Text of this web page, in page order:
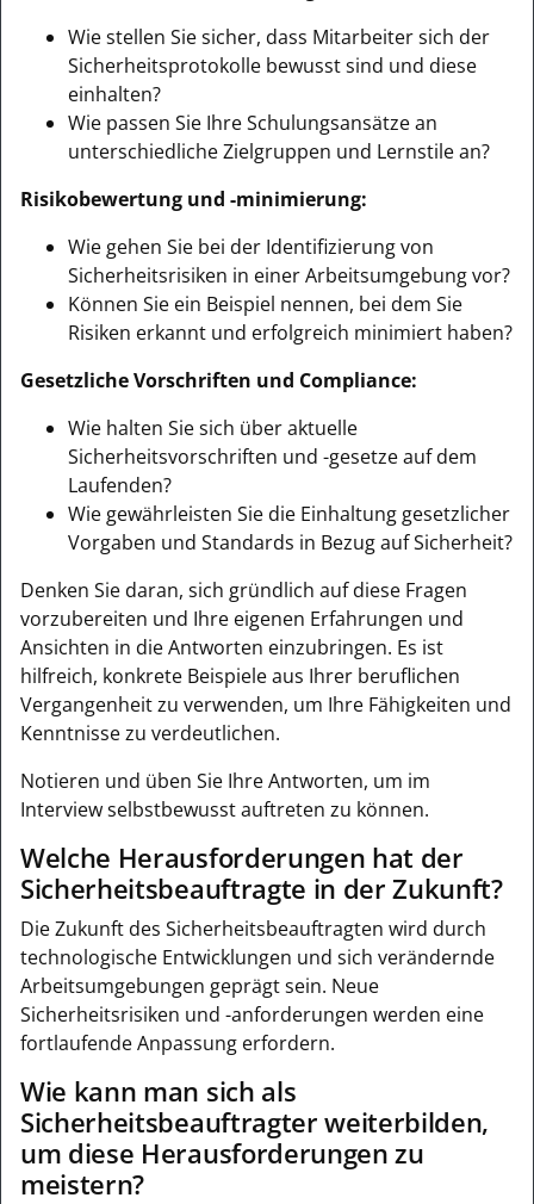
Wie stellen Sie sicher, dass Mitarbeiter sich der
Sicherheitsprotokolle bewusst sind und diese
einhalten?
Wie passen Sie Ihre Schulungsansätze an
unterschiedliche Zielgruppen und Lernstile an?
Risikobewertung und -minimierung:
Wie gehen Sie bei der Identifizierung von
Sicherheitsrisiken in einer Arbeitsumgebung vor?
Können Sie ein Beispiel nennen, bei dem Sie
Risiken erkannt und erfolgreich minimiert haben?
Gesetzliche Vorschriften und Compliance:
Wie halten Sie sich über aktuelle
Sicherheitsvorschriften und -gesetze auf dem
Laufenden?
Wie gewährleisten Sie die Einhaltung gesetzlicher
Vorgaben und Standards in Bezug auf Sicherheit?
Denken Sie daran, sich gründlich auf diese Fragen
vorzubereiten und Ihre eigenen Erfahrungen und
Ansichten in die Antworten einzubringen. Es ist
hilfreich, konkrete Beispiele aus Ihrer beruflichen
Vergangenheit zu verwenden, um Ihre Fähigkeiten und
Kenntnisse zu verdeutlichen.
Notieren und üben Sie Ihre Antworten, um im
Interview selbstbewusst auftreten zu können.
Welche Herausforderungen hat der
Sicherheitsbeauftragte in der Zukunft?
Die Zukunft des Sicherheitsbeauftragten wird durch
technologische Entwicklungen und sich verändernde
Arbeitsumgebungen geprägt sein. Neue
Sicherheitsrisiken und -anforderungen werden eine
fortlaufende Anpassung erfordern.
Wie kann man sich als
Sicherheitsbeauftragter weiterbilden,
um diese Herausforderungen zu
meistern?